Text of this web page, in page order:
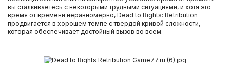
вы сталкиваетесь с некоторыми трудными ситуациями, и хотя это
время от времени неравномерно, Dead to Rights: Retribution
продвигается в хорошем темпе с твердой кривой сложности,
которая обеспечивает достойный вызов во всем.